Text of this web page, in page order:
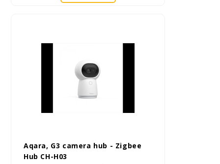
Aqara, G3 camera hub - Zigbee
Hub CH-H03